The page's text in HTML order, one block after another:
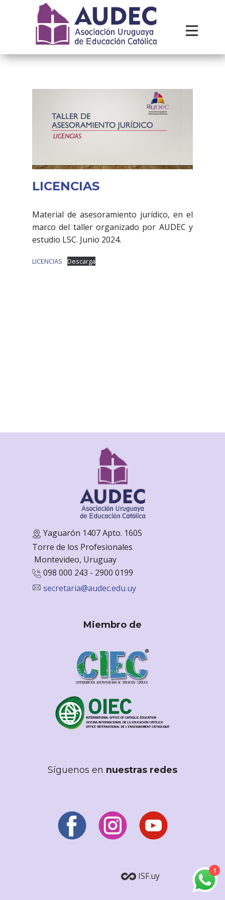
Institucional
Recursos
LICENCIAS
Material de asesoramiento jurídico, en el
marco del taller organizado por AUDEC y
estudio LSC. Junio 2024.
LICENCIAS Descarga
Yaguarón 1407 Apto. 1605
Torre de los Profesionales
Montevideo, Uruguay
098 000 243 - 2900 0199
secretaria@audec.edu.uy
Miembro de
Síguenos en nuestras redes
ISF.uy 1